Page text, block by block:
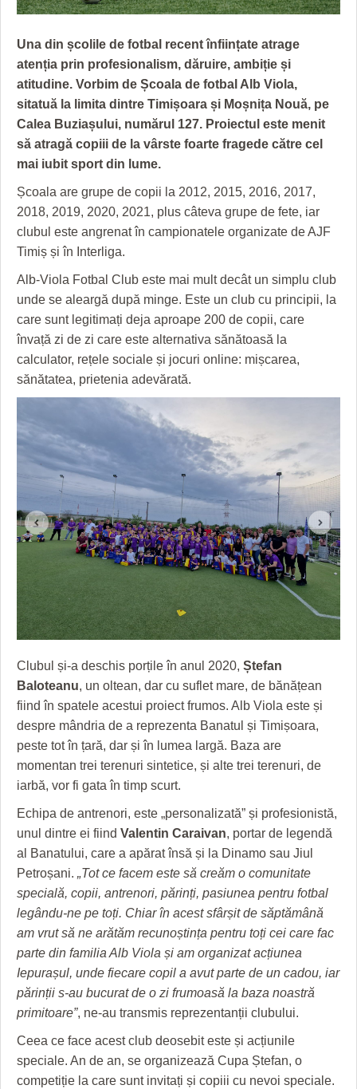
GRĂDINA TAICII DOMNULUI
CU OIŞTEA-N KIERKEGAARD
FINANŢĂRI DE LA A LA Z
PE SURSE
CRONICĂ DE FILM
FILME DOCUMENTARE
CLIPURI VIDEO
JOCURI ONLINE
ACCIDENTE
INFO SI UTILE
CULTURA
INVATAMANT
JUSTITIE
FILME DOCUMENTARE
CLIPURI VIDEO
DIVERSE
FARMACII DIN TIMIŞOARA
HARTA TIMIŞOAREI
LICEE, ŞCOLI ŞI GRĂDINIŢE DIN TIMIŞ
PRIMĂRIILE DIN TIMIŞ
SFATUL MEDICULUI
SFATURI JURIDICE
Una din școlile de fotbal recent înființate atrage
atenția prin profesionalism, dăruire, ambiție și
atitudine. Vorbim de Școala de fotbal Alb Viola,
sitatuă la limita dintre Timișoara și Moșnița Nouă, pe
Calea Buziașului, numărul 127. Proiectul este menit
să atragă copiii de la vârste foarte fragede către cel
mai iubit sport din lume.
Școala are grupe de copii la 2012, 2015, 2016, 2017,
2018, 2019, 2020, 2021, plus câteva grupe de fete, iar
clubul este angrenat în campionatele organizate de AJF
Timiș și în Interliga.
Alb-Viola Fotbal Club este mai mult decât un simplu club
unde se aleargă după minge. Este un club cu principii, la
care sunt legitimați deja aproape 200 de copii, care
învață zi de zi care este alternativa sănătoasă la
calculator, rețele sociale și jocuri online: mișcarea,
sănătatea, prietenia adevărată.
Clubul și-a deschis porțile în anul 2020, Ștefan
Baloteanu, un oltean, dar cu suflet mare, de bănățean
fiind în spatele acestui proiect frumos. Alb Viola este și
despre mândria de a reprezenta Banatul și Timișoara,
peste tot în țară, dar și în lumea largă. Baza are
momentan trei terenuri sintetice, și alte trei terenuri, de
iarbă, vor fi gata în timp scurt.
Echipa de antrenori, este „personalizată” și profesionistă,
unul dintre ei fiind Valentin Caraivan, portar de legendă
al Banatului, care a apărat însă și la Dinamo sau Jiul
Petroșani. „Tot ce facem este să creăm o comunitate
specială, copii, antrenori, părinți, pasiunea pentru fotbal
legându-ne pe toți. Chiar în acest sfârșit de săptămână
am vrut să ne arătăm recunoștința pentru toți cei care fac
parte din familia Alb Viola și am organizat acțiunea
Iepurașul, unde fiecare copil a avut parte de un cadou, iar
părinții s-au bucurat de o zi frumoasă la baza noastră
primitoare”, ne-au transmis reprezentanții clubului.
Ceea ce face acest club deosebit este și acțiunile
speciale. An de an, se organizează Cupa Ștefan, o
competiție la care sunt invitați și copiii cu nevoi speciale.